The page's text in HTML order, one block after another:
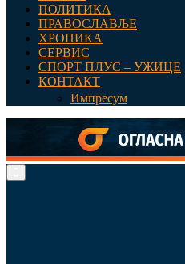
ПОЛИТИКА
ПРАВОСЛАВЉЕ
ХРОНИКА
СЕРВИС
СПОРТ ПЛУС – УЖИЦЕ
КОНТАКТ
Импресум
Menu